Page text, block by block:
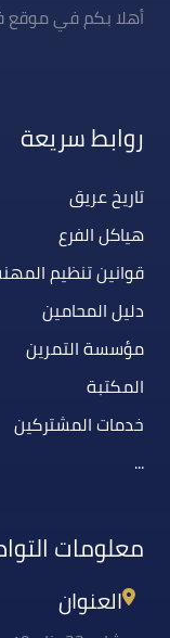
أهلا بكم في موقع
روابط سريعة
تاريخ عريق
هياكل الفرع
قوانين تنظيم
دليل المحامين
مؤسسة التمرين
المكتبة
خدمات المشتركين
...
معلومات
العنوان